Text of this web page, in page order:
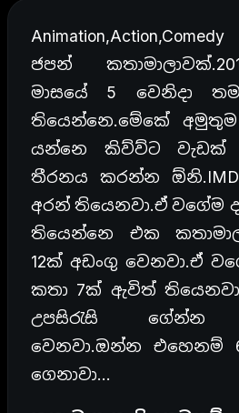
ජපන්
මාසයේ 5 වෙනිදා
තියෙන්නෙ.මේකේ
යන්නෙ කිව්ව්ට වැඩක්
තීරනය කරන්න
අරන් තියෙනවා.ඒ වගේම
තියෙන්නෙ එක
12ක් අඩංගු වෙනවා.ඒ
කතා 7ක් ඇවිත්
උපසිරැසි ගේන්න
වෙනවා.ඔන්න එහෙනම්
ගෙනාවා…